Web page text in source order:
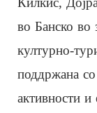
во Банско во
културно-
поддржана
активности и